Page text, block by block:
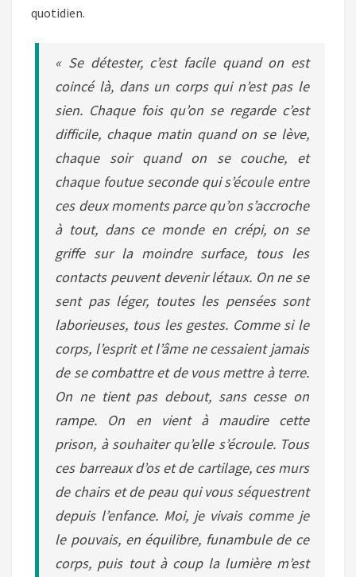
quotidien.
« Se détester, c’est facile quand on est
coincé là, dans un corps qui n’est pas le
sien. Chaque fois qu’on se regarde c’est
difficile, chaque matin quand on se lève,
chaque soir quand on se couche, et
chaque foutue seconde qui s’écoule entre
ces deux moments parce qu’on s’accroche
à tout, dans ce monde en crépi, on se
griffe sur la moindre surface, tous les
contacts peuvent devenir létaux. On ne se
sent pas léger, toutes les pensées sont
laborieuses, tous les gestes. Comme si le
corps, l’esprit et l’âme ne cessaient jamais
de se combattre et de vous mettre à terre.
On ne tient pas debout, sans cesse on
rampe. On en vient à maudire cette
prison, à souhaiter qu’elle s’écroule. Tous
ces barreaux d’os et de cartilage, ces murs
de chairs et de peau qui vous séquestrent
depuis l’enfance. Moi, je vivais comme je
le pouvais, en équilibre, funambule de ce
corps, puis tout à coup la lumière m’est